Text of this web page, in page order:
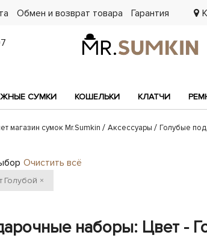
Обмен и возврат товара Гарантия
СУМКИ КОШЕЛЬКИ КЛАТЧИ
магазин сумок Mr.Sumkin Аксессуары Голубые
Очистить всё
Голубой ×
наборы: Цвет -